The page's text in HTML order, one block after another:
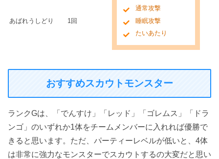
あばれうしどり 1回
通常攻撃
睡眠攻撃
たいあたり
おすすめスカウトモンスター
ランクGは、「でんすけ」「レッド」「ゴレムス」「ドラ
ンゴ」のいずれか1体をチームメンバーに入れれば優勝で
きると思います。ただ、パーティーレベルが低いと、4体
は非常に強力なモンスターでスカウトするの大変だと思い